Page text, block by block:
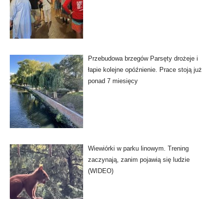
Przebudowa brzegów Parsęty drożeje i
łapie kolejne opóźnienie. Prace stoją już
ponad 7 miesięcy
Wiewiórki w parku linowym. Trening
zaczynają, zanim pojawią się ludzie
(WIDEO)